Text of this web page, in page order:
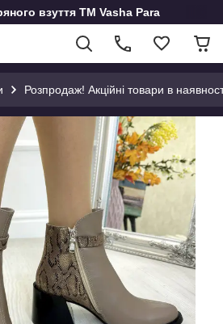
взуття ТМ Vasha Para
Розпродаж! Акційні товари в